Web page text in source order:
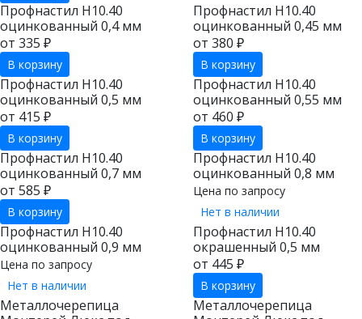
Профнастил Н10.40
оцинкованный 0,4 мм
от 335 ₽
В корзину
Профнастил Н10.40
оцинкованный 0,45 мм
от 380 ₽
В корзину
Профнастил Н10.40
оцинкованный 0,5 мм
от 415 ₽
В корзину
Профнастил Н10.40
оцинкованный 0,55 мм
от 460 ₽
В корзину
Профнастил Н10.40
оцинкованный 0,7 мм
от 585 ₽
В корзину
Профнастил Н10.40
оцинкованный 0,8 мм
Цена по запросу
Нет в наличии
Профнастил Н10.40
оцинкованный 0,9 мм
Цена по запросу
Нет в наличии
Профнастил Н10.40
окрашенный 0,5 мм
от 445 ₽
В корзину
Металлочерепица
Металлочерепица